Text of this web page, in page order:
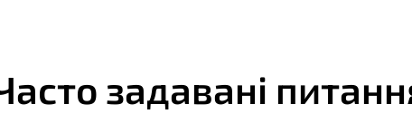
задавані